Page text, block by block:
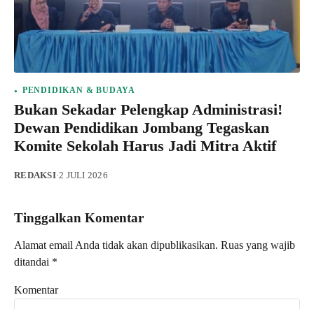
PENDIDIKAN & BUDAYA
Bukan Sekadar Pelengkap Administrasi!
Dewan Pendidikan Jombang Tegaskan
Komite Sekolah Harus Jadi Mitra Aktif
REDAKSI·2 JULI 2026
Tinggalkan Komentar
Alamat email Anda tidak akan dipublikasikan. Ruas yang wajib
ditandai *
Komentar